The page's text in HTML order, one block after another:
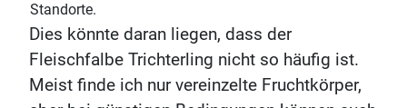
Standorte.
Dies könnte daran liegen, dass der
Fleischfalbe Trichterling nicht so häufig ist.
Meist finde ich nur vereinzelte Fruchtkörper,